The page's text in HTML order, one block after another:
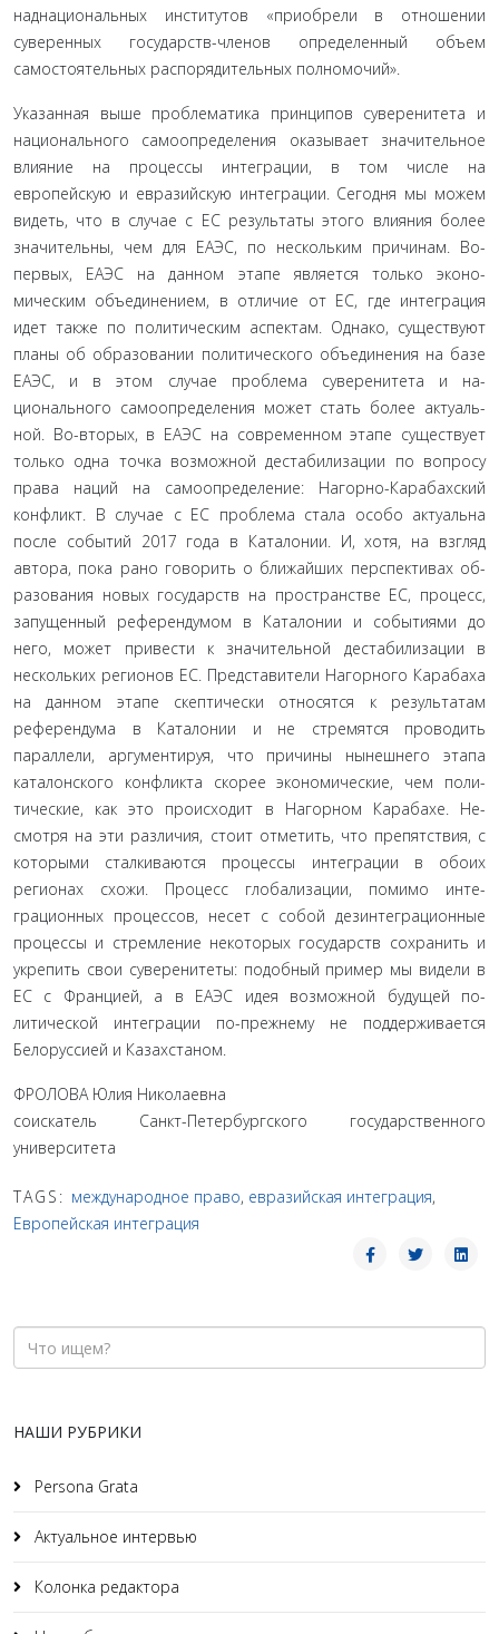
наднациональных ин­ститутов «приобрели в отношении
суверенных государств-чле­нов определенный объем
самостоятельных распорядительных полномочий».
Указанная выше проблематика принципов суверени­тета и
национального самоопределения оказывает значи­тельное
влияние на процессы интеграции, в том числе на
европейскую и евразийскую интеграции. Сегодня мы мо­жем
видеть, что в случае с ЕС результаты этого влияния бо­лее
значительны, чем для ЕАЭС, по нескольким причинам. Во-
первых, ЕАЭС на данном этапе является только эконо­
мическим объединением, в отличие от ЕС, где интеграция
идет также по политическим аспектам. Однако, существу­ют
планы об образовании политического объединения на базе
ЕАЭС, и в этом случае проблема суверенитета и на­
ционального самоопределения может стать более актуаль­
ной. Во-вторых, в ЕАЭС на современном этапе существует
только одна точка возможной дестабилизации по вопросу
права наций на самоопределение: Нагорно-Карабахский
конфликт. В случае с ЕС проблема стала особо актуальна
после событий 2017 года в Каталонии. И, хотя, на взгляд
автора, пока рано говорить о ближайших перспективах об­
разования новых государств на пространстве ЕС, процесс,
запущенный референдумом в Каталонии и событиями до
него, может привести к значительной дестабилизации в
нескольких регионов ЕС. Представители Нагорного Кара­баха
на данном этапе скептически относятся к результа­там
референдума в Каталонии и не стремятся проводить
параллели, аргументируя, что причины нынешнего этапа
каталонского конфликта скорее экономические, чем поли­
тические, как это происходит в Нагорном Карабахе. Не­
смотря на эти различия, стоит отметить, что препятствия, с
которыми сталкиваются процессы интеграции в обоих
регионах схожи. Процесс глобализации, помимо инте­
грационных процессов, несет с собой дезинтеграционные
процессы и стремление некоторых государств сохранить и
укрепить свои суверенитеты: подобный пример мы видели в
ЕС с Францией, а в ЕАЭС идея возможной будущей по­
литической интеграции по-прежнему не поддерживается
Белоруссией и Казахстаном.
ФРОЛОВА Юлия Николаевна
соискатель Санкт-Петербургского государственного
университета
TAGS: международное право, евразийская интеграция,
Европейская интеграция
НАШИ РУБРИКИ
Persona Grata
Актуальное интервью
Колонка редактора